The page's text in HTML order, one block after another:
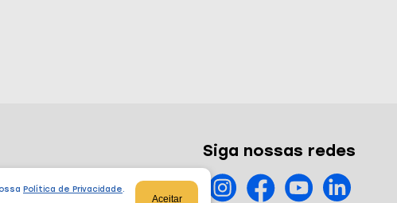
Política de Privacidade.
Aceitar
Siga nossas redes